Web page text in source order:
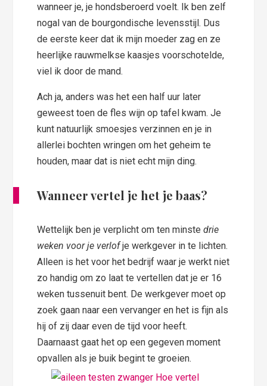
wanneer je, je hondsberoerd voelt. Ik ben zelf
nogal van de bourgondische levensstijl. Dus
de eerste keer dat ik mijn moeder zag en ze
heerlijke rauwmelkse kaasjes voorschotelde,
viel ik door de mand.
Ach ja, anders was het een half uur later
geweest toen de fles wijn op tafel kwam. Je
kunt natuurlijk smoesjes verzinnen en je in
allerlei bochten wringen om het geheim te
houden, maar dat is niet echt mijn ding.
Wanneer vertel je het je baas?
Wettelijk ben je verplicht om ten minste drie
weken voor je verlofje werkgever in te lichten.
Alleen is het voor het bedrijf waar je werkt niet
zo handig om zo laat te vertellen dat je er 16
weken tussenuit bent. De werkgever moet op
zoek gaan naar een vervanger en het is fijn als
hij of zij daar even de tijd voor heeft.
Daarnaast gaat het op een gegeven moment
opvallen als je buik begint te groeien.